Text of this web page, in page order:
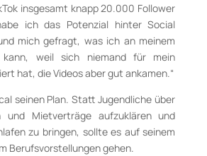
insgesamt knapp 20.000 Follower
ich das Potenzial hinter Social
mich gefragt, was ich an meinem
kann, weil sich niemand für mein
hat, die Videos aber gut ankamen.“
seinen Plan. Statt Jugendliche über
und Mietverträge aufzuklären und
zu bringen, sollte es auf seinem
Berufsvorstellungen gehen.